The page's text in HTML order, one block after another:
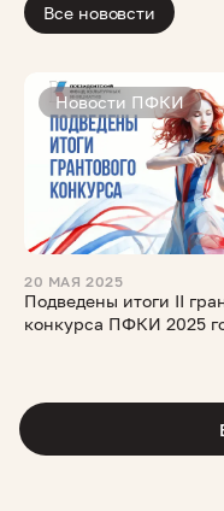
Все нововсти
Новости ПФКИ
20 МАЯ 2025
Подведены итоги II
конкурса ПФКИ 2025